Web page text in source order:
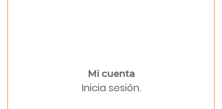
Mi cuenta
Inicia sesión.